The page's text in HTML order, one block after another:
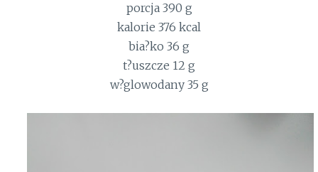
porcja 390 g
kalorie 376 kcal
bia?ko 36 g
t?uszcze 12 g
w?glowodany 35 g